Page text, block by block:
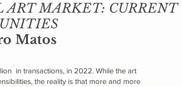
MARKET: CURRENT
Matos
in transactions, in 2022. While the art
the reality is that more and more